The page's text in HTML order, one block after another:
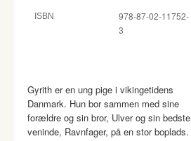
ISBN
978-87-02-11752-
3
Gyrith er en ung pige i vikingetidens
Danmark. Hun bor sammen med sine
forældre og sin bror, Ulver og sin bedste
veninde, Ravnfager, på en stor boplads.